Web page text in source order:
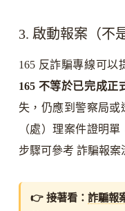
3. 啟動報案（不
165 反詐騙專線可以
165 不等於已完成正
失，仍應到警察局或
（處）理案件證明
步驟可參考 詐騙報案
👉 接著看：詐騙報